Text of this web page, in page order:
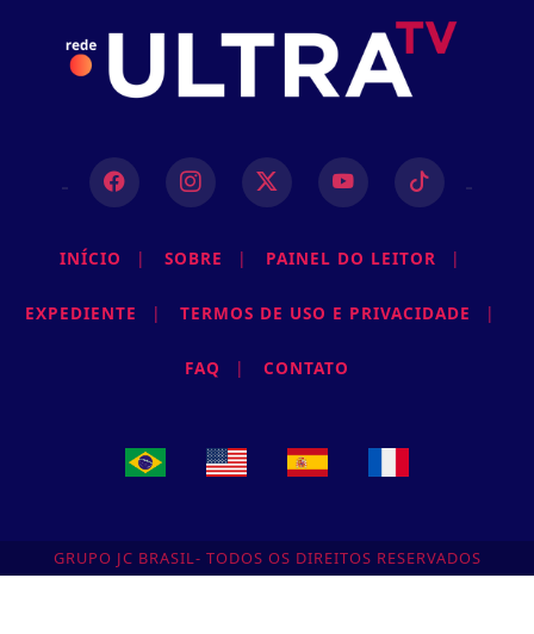
INÍCIO | SOBRE | PAINEL DO LEITOR |
EXPEDIENTE | TERMOS DE USO E PRIVACIDADE |
FAQ | CONTATO
GRUPO JC BRASIL- TODOS OS DIREITOS RESERVADOS